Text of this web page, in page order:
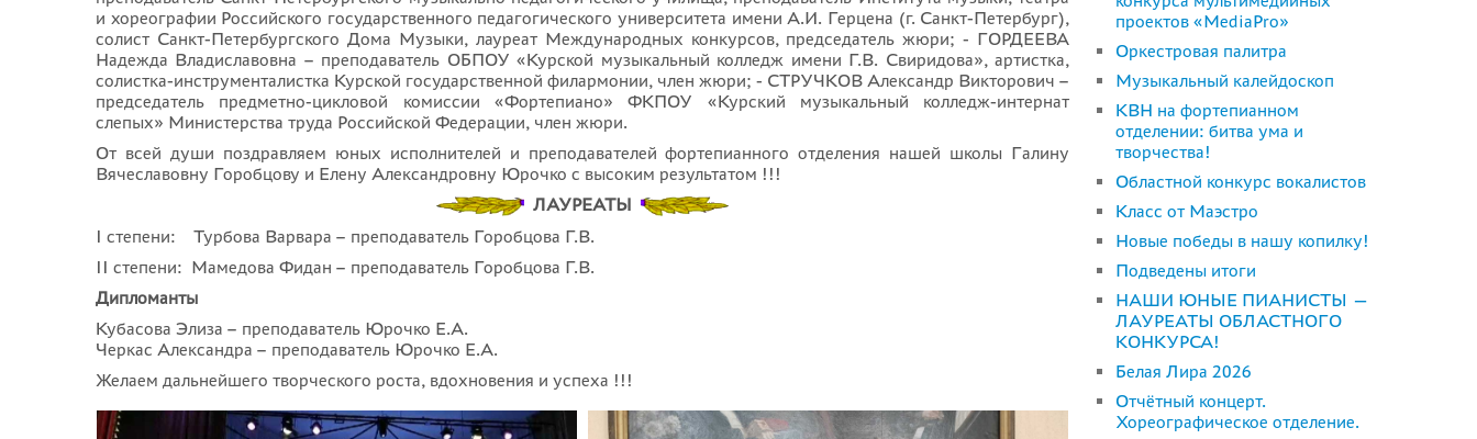
и хореографии Российского государственного педагогического университета имени А.И. Герцена (г. Санкт-Петербург),
солист Санкт-Петербургского Дома Музыки, лауреат Международных конкурсов, председатель жюри; - ГОРДЕЕВА
Надежда Владиславовна – преподаватель ОБПОУ «Курской музыкальный колледж имени Г.В. Свиридова», артистка,
солистка-инструменталистка Курской государственной филармонии, член жюри; - СТРУЧКОВ Александр Викторович –
председатель предметно-цикловой комиссии «Фортепиано» ФКПОУ «Курский музыкальный колледж-интернат
слепых» Министерства труда Российской Федерации, член жюри.
От всей души поздравляем юных исполнителей и преподавателей фортепианного отделения нашей школы Галину
Вячеславовну Горобцову и Елену Александровну Юрочко с высоким результатом !!!
ЛАУРЕАТЫ
I степени: Турбова Варвара – преподаватель Горобцова Г.В.
II степени: Мамедова Фидан – преподаватель Горобцова Г.В.
Дипломанты
Кубасова Элиза – преподаватель Юрочко Е.А.
Черкас Александра – преподаватель Юрочко Е.А.
Желаем дальнейшего творческого роста, вдохновения и успеха !!!
проектов «MediaPro»
Оркестровая палитра
Музыкальный калейдоскоп
КВН на фортепианном
отделении: битва ума и
творчества!
Областной конкурс вокалистов
Класс от Маэстро
Новые победы в нашу копилку!
Подведены итоги
НАШИ ЮНЫЕ ПИАНИСТЫ —
ЛАУРЕАТЫ ОБЛАСТНОГО
КОНКУРСА!
Белая Лира 2026
Отчётный концерт.
Хореографическое отделение.